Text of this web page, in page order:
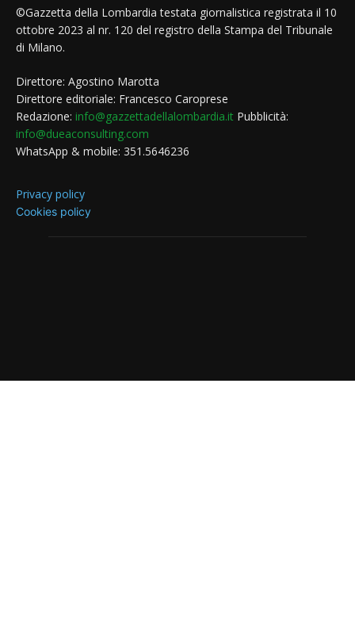
©Gazzetta della Lombardia testata giornalistica registrata il 10
ottobre 2023 al nr. 120 del registro della Stampa del Tribunale
di Milano.
Direttore: Agostino Marotta
Direttore editoriale: Francesco Caroprese
Redazione: info@gazzettadellalombardia.it Pubblicità:
info@dueaconsulting.com
WhatsApp & mobile: 351.5646236
Privacy policy
Cookies policy